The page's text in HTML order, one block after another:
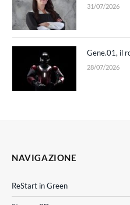
31/07/2026
Gene.01, il
28/07/2026
NAVIGAZIONE
ReStart in Green